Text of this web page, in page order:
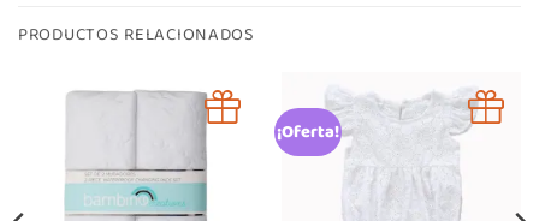
PRODUCTOS RELACIONADOS
¡Oferta!